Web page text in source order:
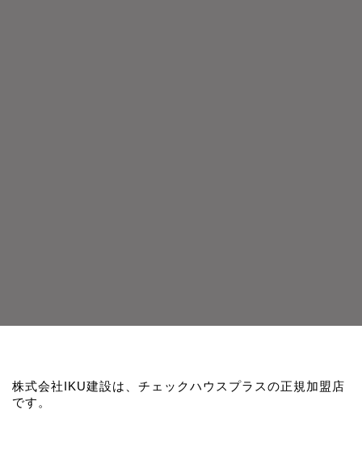
株式会社IKU建設は、チェックハウスプラスの正規加盟店
です。